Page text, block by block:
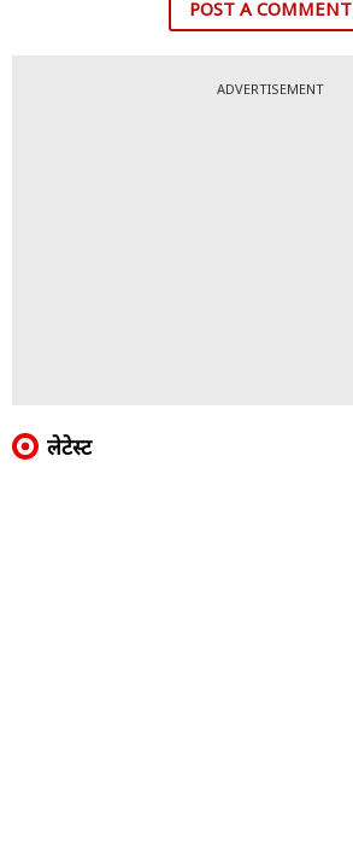
POST A COMMENT
ADVERTISEMENT
लेटेस्ट